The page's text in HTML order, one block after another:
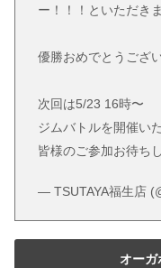
ー！！！といただき
優勝おめでとうござ
次回は5/23 16時〜
ジムバトルを開催い
皆様のご参加お待ち
— TSUTAYA福生店
オーガ